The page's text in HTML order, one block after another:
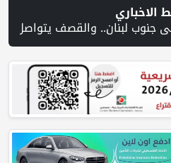
الاخباري
توفر دعمًا للمستوطنين المتهمين بجرائم ضد